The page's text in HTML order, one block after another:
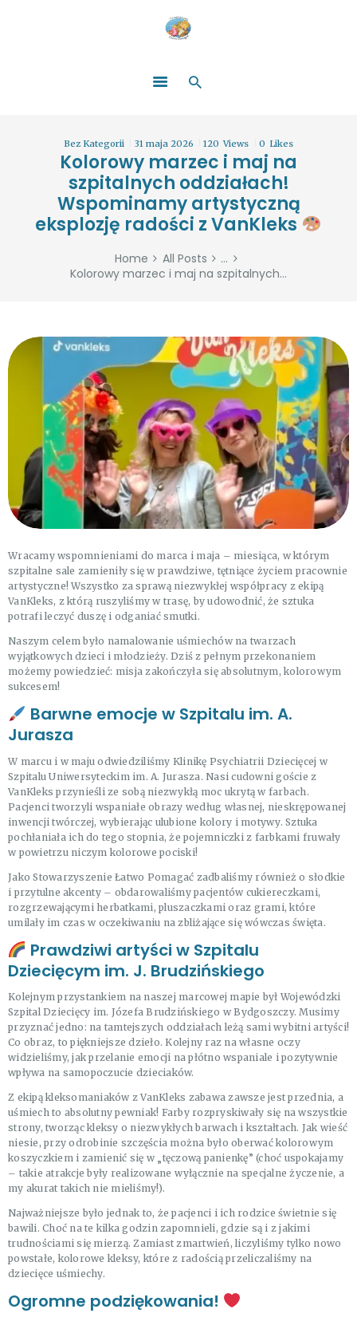
Bez Kategorii 31 maja 2026 120 Views 0 Likes
Kolorowy marzec i maj na
szpitalnych oddziałach!
Wspominamy artystyczną
eksplozję radości z VanKleks
Home All Posts
...
Kolorowy marzec i maj na szpitalnych...
ZOSTAŃ DARCZYŃCĄ!
WYDARZENIA
PARTNERZY
Wracamy wspomnieniami do marca i maja – miesiąca, w którym
szpitalne sale zamieniły się w prawdziwe, tętniące życiem pracownie
artystyczne! Wszystko za sprawą niezwykłej współpracy z ekipą
VanKleks, z którą ruszyliśmy w trasę, by udowodnić, że sztuka
potrafi leczyć duszę i odganiać smutki.
Naszym celem było namalowanie uśmiechów na twarzach
wyjątkowych dzieci i młodzieży. Dziś z pełnym przekonaniem
możemy powiedzieć: misja zakończyła się absolutnym, kolorowym
sukcesem!
Barwne emocje w Szpitalu im. A.
Jurasza
W marcu i w maju odwiedziliśmy Klinikę Psychiatrii Dziecięcej w
Szpitalu Uniwersyteckim im. A. Jurasza. Nasi cudowni goście z
VanKleks przynieśli ze sobą niezwykłą moc ukrytą w farbach.
Pacjenci tworzyli wspaniałe obrazy według własnej, nieskrępowanej
inwencji twórczej, wybierając ulubione kolory i motywy. Sztuka
pochłaniała ich do tego stopnia, że pojemniczki z farbkami fruwały
w powietrzu niczym kolorowe pociski!
Jako Stowarzyszenie Łatwo Pomagać zadbaliśmy również o słodkie
i przytulne akcenty – obdarowaliśmy pacjentów cukiereczkami,
rozgrzewającymi herbatkami, pluszaczkami oraz grami, które
umilały im czas w oczekiwaniu na zbliżające się wówczas święta.
Prawdziwi artyści w Szpitalu
Dziecięcym im. J. Brudzińskiego
Kolejnym przystankiem na naszej marcowej mapie był Wojewódzki
Szpital Dziecięcy im. Józefa Brudzińskiego w Bydgoszczy. Musimy
przyznać jedno: na tamtejszych oddziałach leżą sami wybitni artyści!
Co obraz, to piękniejsze dzieło. Kolejny raz na własne oczy
widzieliśmy, jak przelanie emocji na płótno wspaniale i pozytywnie
wpływa na samopoczucie dzieciaków.
Z ekipą kleksomaniaków z VanKleks zabawa zawsze jest przednia, a
uśmiech to absolutny pewniak! Farby rozpryskiwały się na wszystkie
strony, tworząc kleksy o niezwykłych barwach i kształtach. Jak wieść
niesie, przy odrobinie szczęścia można było oberwać kolorowym
koszyczkiem i zamienić się w „tęczową panienkę” (choć uspokajamy
– takie atrakcje były realizowane wyłącznie na specjalne życzenie, a
my akurat takich nie mieliśmy!).
Najważniejsze było jednak to, że pacjenci i ich rodzice świetnie się
bawili. Choć na te kilka godzin zapomnieli, gdzie są i z jakimi
trudnościami się mierzą. Zamiast zmartwień, liczyliśmy tylko nowo
powstałe, kolorowe kleksy, które z radością przeliczaliśmy na
dziecięce uśmiechy.
Ogromne podziękowania!